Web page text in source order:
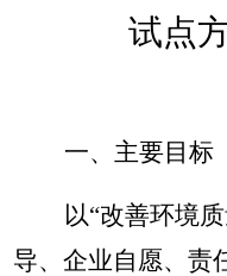
试点
一、主要目标
以“改善环境
导、企业自愿、责